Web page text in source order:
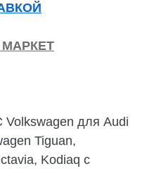
для Audi
Tiguan,
Kodiaq с